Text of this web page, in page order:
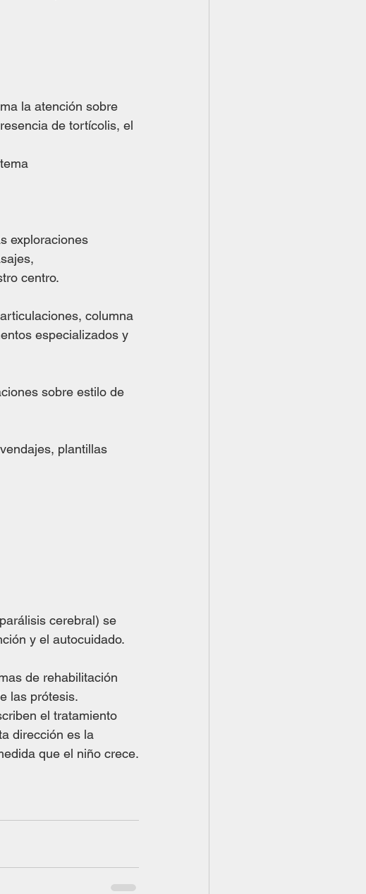
la atención sobre
de tortícolis, el
exploraciones
centro.
columna
especializados y
sobre estilo de
plantillas
cerebral) se
y el autocuidado.
de rehabilitación
las prótesis.
el tratamiento
dirección es la
que el niño crece.